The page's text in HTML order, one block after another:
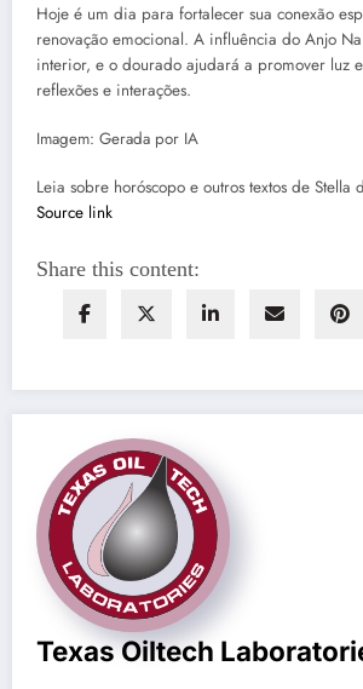
Hoje é um dia para fortalecer sua conexão
renovação emocional. A influência do Anjo
interior, e o dourado ajudará a promover luz
reflexões e interações.
Imagem: Gerada por IA
Leia sobre horóscopo e outros textos de Stella
Source link
Share this content:
Texas Oiltech